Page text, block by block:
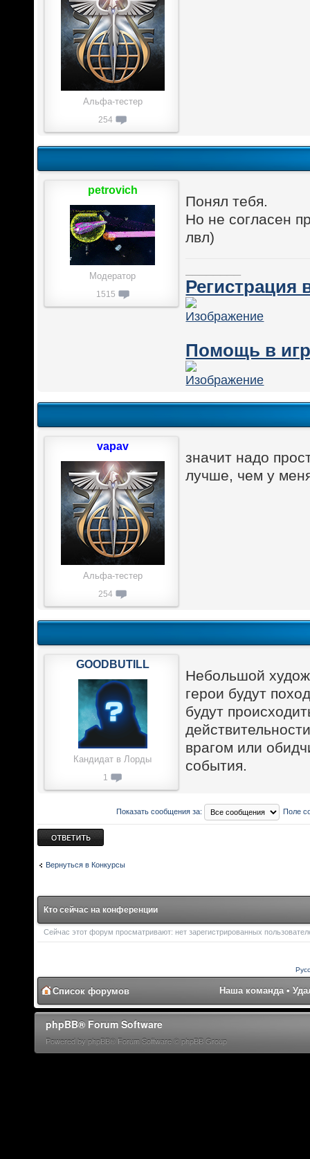
Альфа-тестер
254
Понял тебя.
Но не согласен
лвл)
Регистрация
Помощь в
petrovich
Модератор
1515
значит надо
лучше, чем у
vapav
Альфа-тестер
254
Небольшой
герои будут
будут
врагом или
события.
GOODBUTILL
Кандидат в Лорды
1
Показать сообщения за: Поле
Ответить
Вернуться в Конкурсы
Кто сейчас на конференции
Сейчас этот форум просматривают: нет зарегистрированных
Список форумов Наша команда•
phpBB® Forum Software
Powered by phpBB® Forum Software © phpBB Group